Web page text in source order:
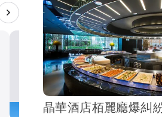
強風吹掉
這一幕
社會
名羅姓女子投資40多萬元
團登記負責人朱禹豪提出
北地檢署調查後認為無法
集團運作，將他不起訴。
晶華酒店栢麗廳爆